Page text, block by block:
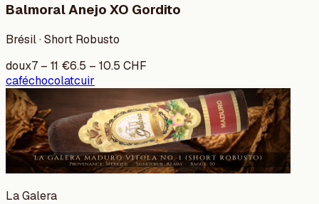
Balmoral Anejo XO Gordito
Brésil · Short Robusto
doux7 – 11 €6.5 – 10.5 CHF
caféchocolatcuir
La Galera